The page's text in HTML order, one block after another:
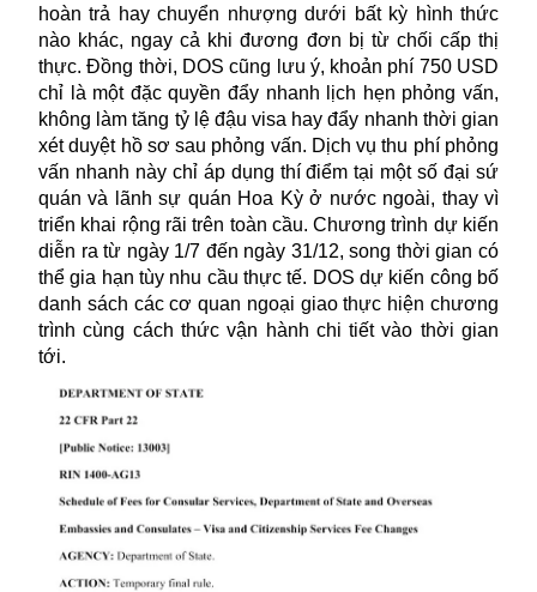
hoàn trả hay chuyển nhượng dưới bất kỳ hình thức
nào khác, ngay cả khi đương đơn bị từ chối cấp thị
thực. Đồng thời, DOS cũng lưu ý, khoản phí 750 USD
chỉ là một đặc quyền đẩy nhanh lịch hẹn phỏng vấn,
không làm tăng tỷ lệ đậu visa hay đẩy nhanh thời gian
xét duyệt hồ sơ sau phỏng vấn. Dịch vụ thu phí phỏng
vấn nhanh này chỉ áp dụng thí điểm tại một số đại sứ
quán và lãnh sự quán Hoa Kỳ ở nước ngoài, thay vì
triển khai rộng rãi trên toàn cầu. Chương trình dự kiến
diễn ra từ ngày 1/7 đến ngày 31/12, song thời gian có
thể gia hạn tùy nhu cầu thực tế. DOS dự kiến công bố
danh sách các cơ quan ngoại giao thực hiện chương
trình cùng cách thức vận hành chi tiết vào thời gian
tới.